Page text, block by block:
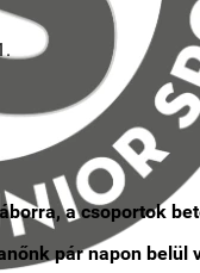
a csoportok
pár napon belül